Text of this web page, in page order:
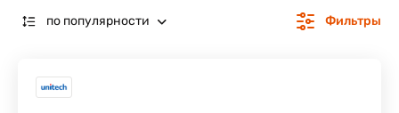
по популярности Фильтры